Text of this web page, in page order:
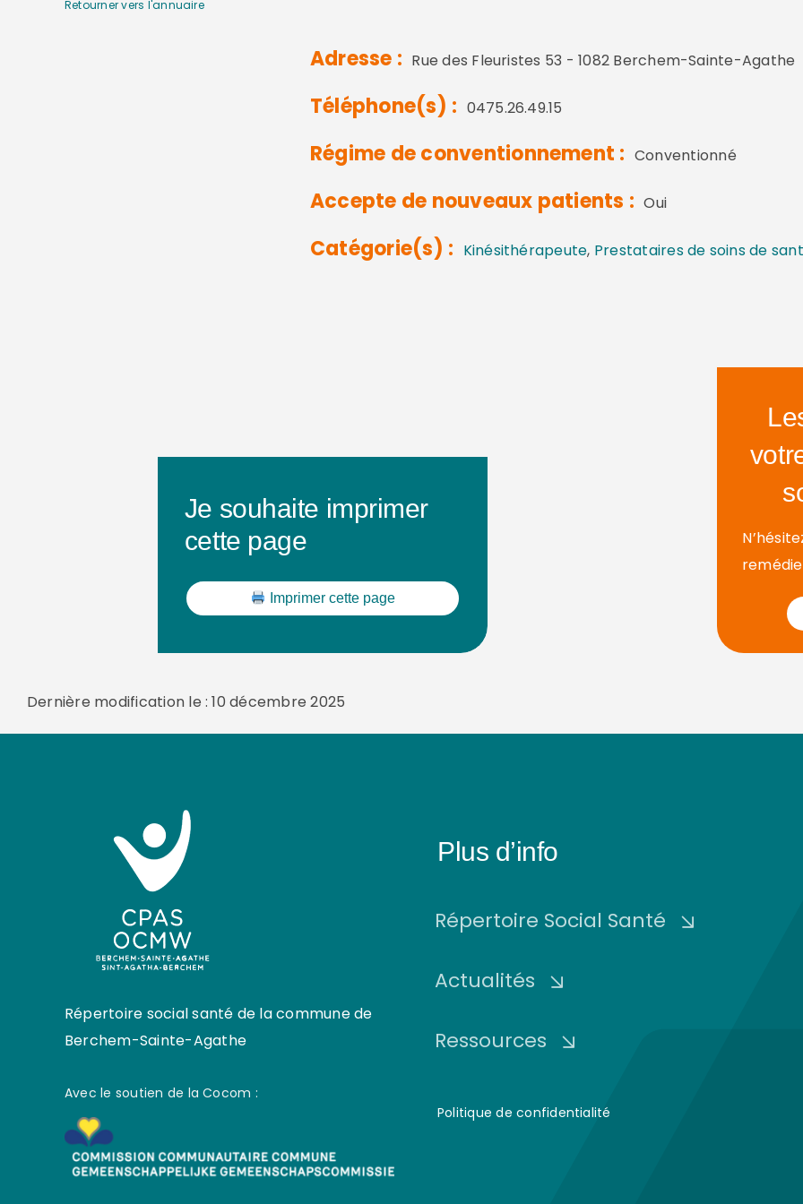
Retourner vers l'annuaire
Adresse : Rue des Fleuristes 53 - 1082 Berchem-Sainte-Agathe
Téléphone(s) : 0475.26.49.15
Régime de conventionnement : Conventionné
Accepte de nouveaux patients : Oui
Catégorie(s) : Kinésithérapeute, Prestataires de soins de
Je souhaite imprimer
cette page
Imprimer cette page
Dernière modification le : 10 décembre 2025
Répertoire social santé de la commune de
Berchem-Sainte-Agathe
Avec le soutien de la Cocom :
Plus d’info
Répertoire Social Santé
Actualités
Ressources
Politique de confidentialité